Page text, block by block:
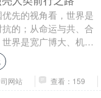
先的视角看，世界是
的；从命运与共、合
界是宽广博大、机遇
日，习近平主席在莫
网站
查看：159